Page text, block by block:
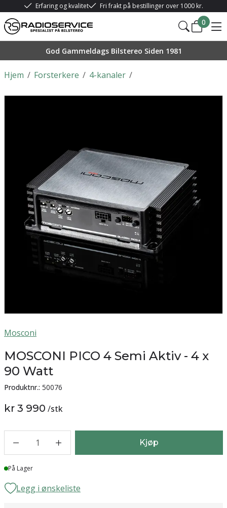
Erfaring og kvalitet Fri frakt på bestillinger over 1000 kr.
0
God Gammeldags Bilstereo Siden 1981
/
Hjem /
Forsterkere /
4-kanaler
Mosconi
MOSCONI PICO 4 Semi Aktiv - 4 x
90 Watt
Produktnr.: 50076
kr 3 990 /stk
1 Kjøp
Lager
På Lager
Legg i ønskeliste